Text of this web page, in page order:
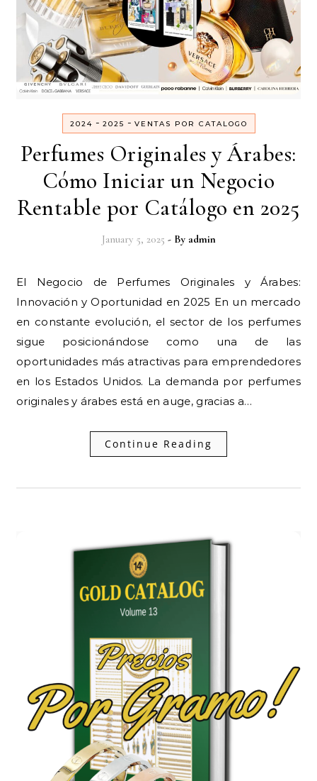
2024 - 2025 - VENTAS POR CATALOGO
Perfumes Originales y Árabes:
Cómo Iniciar un Negocio
Rentable por Catálogo en 2025
January 5, 2025 - By admin
El Negocio de Perfumes Originales y Árabes:
Innovación y Oportunidad en 2025 En un mercado
en constante evolución, el sector de los perfumes
sigue posicionándose como una de las
oportunidades más atractivas para emprendedores
en los Estados Unidos. La demanda por perfumes
originales y árabes está en auge, gracias a…
Continue Reading